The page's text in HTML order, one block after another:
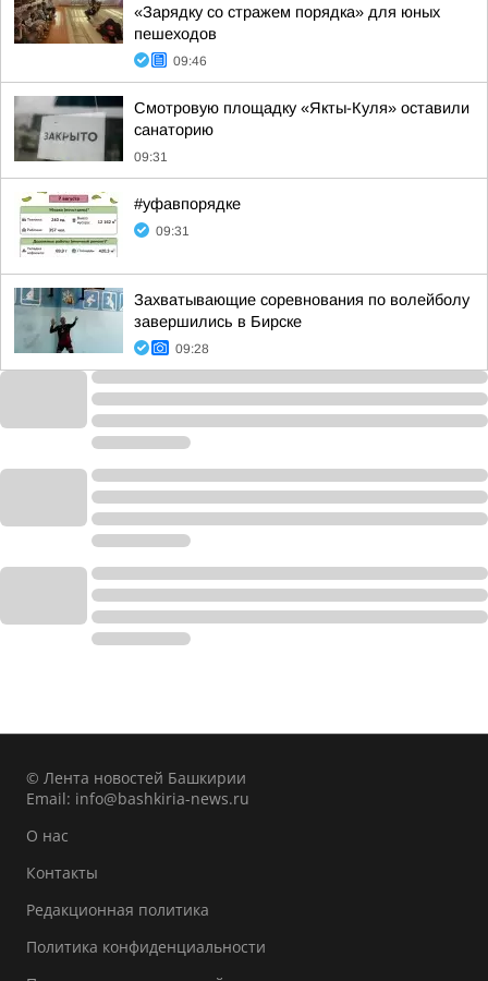
«Зарядку со стражем порядка» для юных
пешеходов
09:46
Смотровую площадку «Якты-Куля» оставили
санаторию
09:31
#уфавпорядке
09:31
Захватывающие соревнования по волейболу
завершились в Бирске
09:28
© Лента новостей Башкирии
Email: info@bashkiria-news.ru
О нас
Контакты
Редакционная политика
Политика конфиденциальности